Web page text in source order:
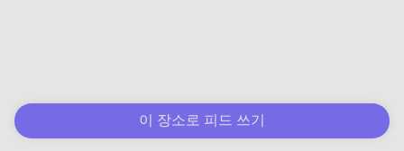
이 장소로 피드 쓰기